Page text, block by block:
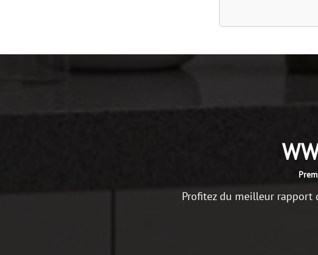
Profitez du meilleur rapport